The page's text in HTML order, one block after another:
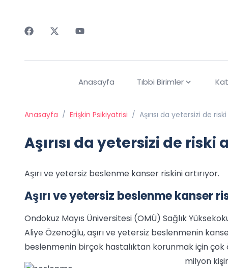
Anasayfa Tıbbi Birimler
Anasayfa / Erişkin Psikiyatrisi / Aşırısı da yetersizi de
Aşırısı da yetersizi de riski
Aşırı ve yetersiz beslenme kanser riskini artırıyor.
Aşırı ve yetersiz beslenme kanser
Ondokuz Mayıs Üniversitesi (OMÜ) Sağlık
Aliye Özenoğlu, aşırı ve yetersiz beslenmenin
beslenmenin birçok hastalıktan korunmak için
milyon